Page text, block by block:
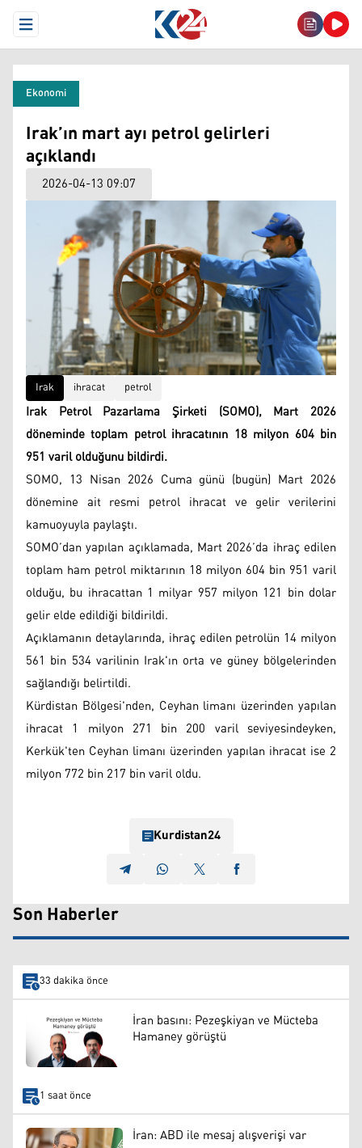
Open Menu
Ekonomi
Irak’ın mart ayı petrol gelirleri
açıklandı
2026-04-13 09:07
Irak ihracat petrol
Irak Petrol Pazarlama Şirketi (SOMO), Mart 2026
döneminde toplam petrol ihracatının 18 milyon 604 bin
951 varil olduğunu bildirdi.
SOMO, 13 Nisan 2026 Cuma günü (bugün) Mart 2026
dönemine ait resmi petrol ihracat ve gelir verilerini
kamuoyuyla paylaştı.
SOMO’dan yapılan açıklamada, Mart 2026’da ihraç edilen
toplam ham petrol miktarının 18 milyon 604 bin 951 varil
olduğu, bu ihracattan 1 milyar 957 milyon 121 bin dolar
gelir elde edildiği bildirildi.
Açıklamanın detaylarında, ihraç edilen petrolün 14 milyon
561 bin 534 varilinin Irak'ın orta ve güney bölgelerinden
sağlandığı belirtildi.
Kürdistan Bölgesi'nden, Ceyhan limanı üzerinden yapılan
ihracat 1 milyon 271 bin 200 varil seviyesindeyken,
Kerkük'ten Ceyhan limanı üzerinden yapılan ihracat ise 2
milyon 772 bin 217 bin varil oldu.
Kurdistan24
Son Haberler
33 dakika önce
İran basını: Pezeşkiyan ve Mücteba
Hamaney görüştü
1 saat önce
İran: ABD ile mesaj alışverişi var